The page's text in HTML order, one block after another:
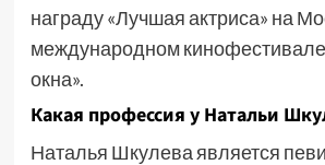
награду «Лучшая актриса» на
международном
окна».
Какая профессия у Натальи
Наталья Шкулева является